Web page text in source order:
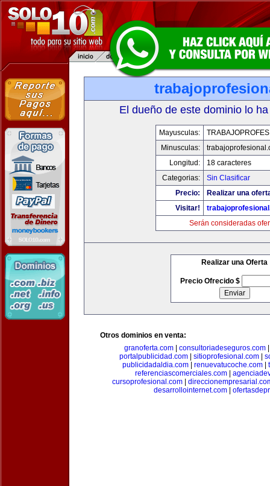
El dueño de este dominio lo
Mayusculas:
Minusculas:
Longitud:
18 caracteres
Categorias:
Sin Clasificar
Precio:
Realizar una
Visitar!
Serán consideradas
Realizar una Oferta
Precio Ofrecido $
Otros dominios en venta:
granoferta.com| consultoriadeseguros.com
portalpublicidad.com
sitioprofesional.com
publicidadaldia.com| renuevatucoche.com|
referenciascomerciales.com
cursoprofesional.com|
desarrollointernet.com